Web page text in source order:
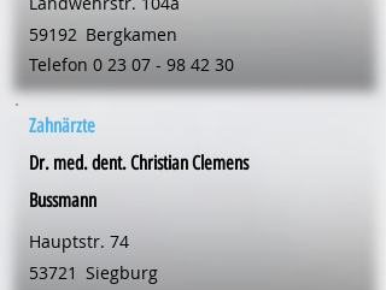
59192 Bergkamen
Telefon 0 23 07 - 98 42 30
Zahnärzte
Dr. med. dent. Christian Clemens
Bussmann
Hauptstr. 74
53721 Siegburg